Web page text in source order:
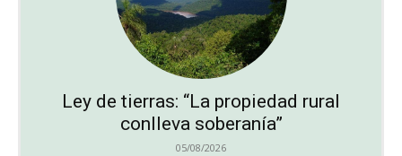
Ley de tierras: “La propiedad rural
conlleva soberanía”
05/08/2026